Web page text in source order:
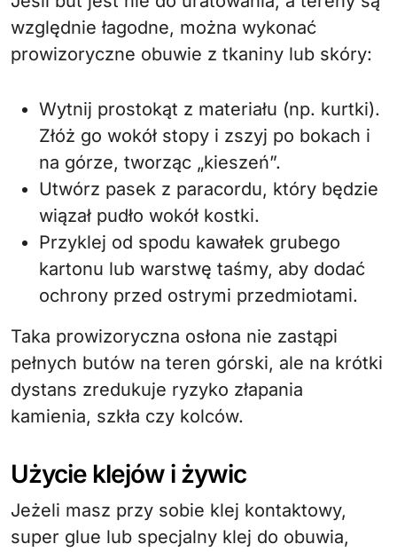
względnie łagodne, można wykonać
prowizoryczne obuwie z tkaniny lub skóry:
Wytnij prostokąt z materiału (np. kurtki).
Złóż go wokół stopy i zszyj po bokach i
na górze, tworząc „kieszeń”.
Utwórz pasek z paracordu, który będzie
wiązał pudło wokół kostki.
Przyklej od spodu kawałek grubego
kartonu lub warstwę taśmy, aby dodać
ochrony przed ostrymi przedmiotami.
Taka prowizoryczna osłona nie zastąpi
pełnych butów na teren górski, ale na krótki
dystans zredukuje ryzyko złapania
kamienia, szkła czy kolców.
Użycie klejów i żywic
Jeżeli masz przy sobie klej kontaktowy,
super glue lub specjalny klej do obuwia,